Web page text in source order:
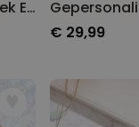
Gepersonaliseerde handdoek EK voetbal
€ 29,99